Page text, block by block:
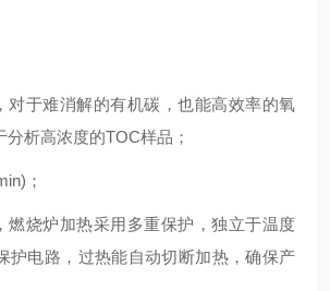
对于难消解的有机碳，也能高效率的氧
析高浓度的TOC样品；
；
燃烧炉加热采用多重保护，独立于温度
护电路，过热能自动切断加热，确保产